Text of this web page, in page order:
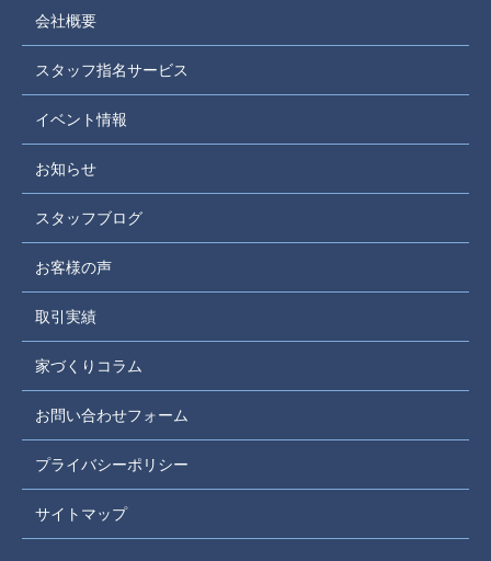
会社概要
スタッフ指名サービス
イベント情報
お知らせ
スタッフブログ
お客様の声
取引実績
家づくりコラム
お問い合わせフォーム
プライバシーポリシー
サイトマップ